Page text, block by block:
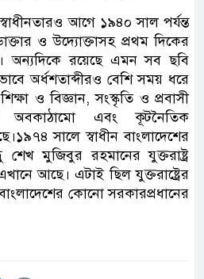
আগে ১৯৪০ সাল পর্যন্ত
ও উদ্যোক্তাসহ প্রথম দিকের
অন্যদিকে রয়েছে এমন সব ছবি
অর্ধশতাব্দীরও বেশি সময় ধরে
ও বিজ্ঞান, সংস্কৃতি ও প্রবাসী
অবকাঠামো এবং কূটনৈতিক
সালে স্বাধীন বাংলাদেশের
শেখ মুজিবুর রহমানের যুক্তরাষ্ট্র
আছে। এটাই ছিল যুক্তরাষ্ট্রের
কোনো সরকারপ্রধানের